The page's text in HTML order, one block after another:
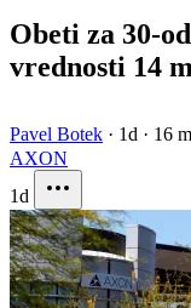
Obeti za 30-
vrednosti 14
Pavel Botek · 1d · 16
AXON
1d